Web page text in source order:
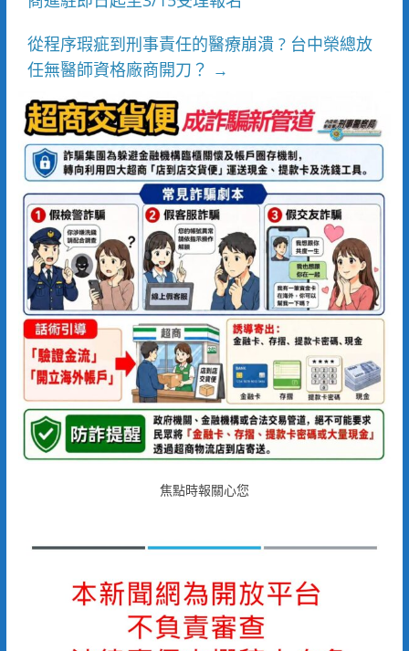
從程序瑕疵到刑事責任的醫療崩潰 ? 台中榮總放
任無醫師資格廠商開刀？ →
焦點時報關心您